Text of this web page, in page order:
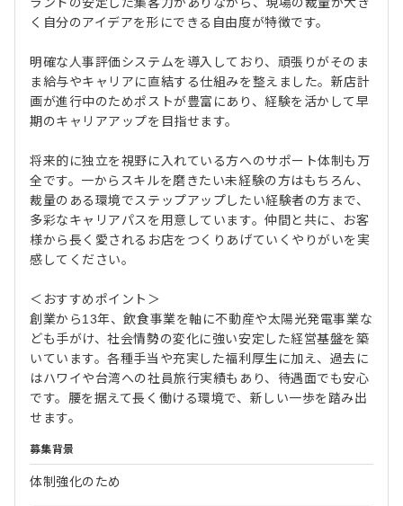
く自分のアイデアを形にできる自由度が特徴です。
明確な人事評価システムを導入しており、頑張りがそのま
ま給与やキャリアに直結する仕組みを整えました。新店計
画が進行中のためポストが豊富にあり、経験を活かして早
期のキャリアアップを目指せます。
将来的に独立を視野に入れている方へのサポート体制も万
全です。一からスキルを磨きたい未経験の方はもちろん、
裁量のある環境でステップアップしたい経験者の方まで、
多彩なキャリアパスを用意しています。仲間と共に、お客
様から長く愛されるお店をつくりあげていくやりがいを実
感してください。
＜おすすめポイント＞
創業から13年、飲食事業を軸に不動産や太陽光発電事業な
ども手がけ、社会情勢の変化に強い安定した経営基盤を築
いています。各種手当や充実した福利厚生に加え、過去に
はハワイや台湾への社員旅行実績もあり、待遇面でも安心
です。腰を据えて長く働ける環境で、新しい一歩を踏み出
せます。
募集背景
体制強化のため